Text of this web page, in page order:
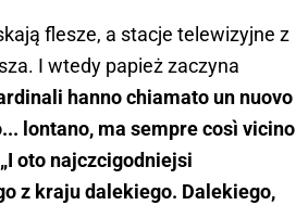
flesze, a stacje telewizyjne z
I wtedy papież zaczyna
hanno chiamato un nuovo
lontano, ma sempre così vicino
oto najczcigodniejsi
z kraju dalekiego. Dalekiego,